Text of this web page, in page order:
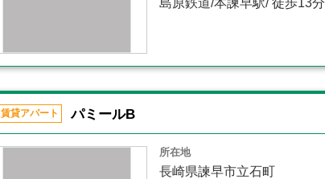
島原鉄道/本諫早駅/ 徒歩13分
賃貸アパート パミールB
所在地
長崎県諫早市立石町